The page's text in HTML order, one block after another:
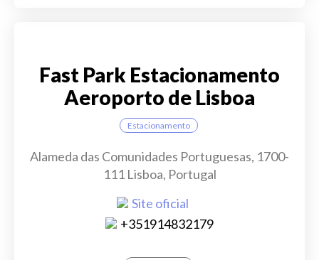
Fast Park Estacionamento
Aeroporto de Lisboa
Estacionamento
Alameda das Comunidades Portuguesas, 1700-
111 Lisboa, Portugal
Site oficial
+351914832179